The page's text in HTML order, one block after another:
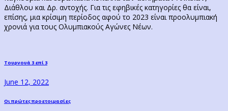
Διάθλου και Δρ. αντοχής. Για τις εφηβικές κατηγορίες θα είναι,
επίσης, μια κρίσιμη περίοδος αφού το 2023 είναι προολυμπιακή
χρονιά για τους Ολυμπιακούς Αγώνες Νέων.
Post
navigation
Previous
Τουρνουά 3 επί 3
June 12, 2022
Next
Οι πρώτες προετοιμασίες